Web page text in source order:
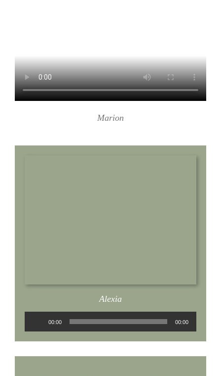
Marion
Alexia
Audio-
Player
00:00 00:00